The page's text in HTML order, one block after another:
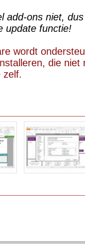
add-ons niet,
update functie!
wordt
die niet
zelf.